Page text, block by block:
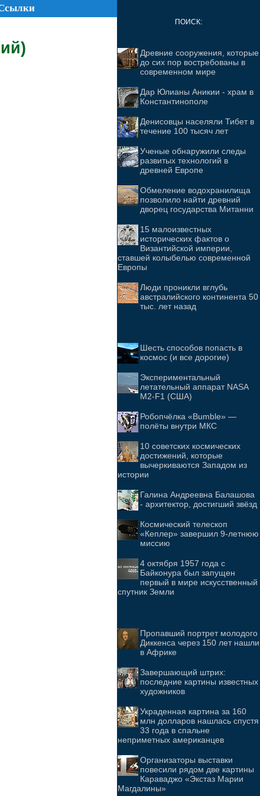
ПОИСК:
Древние сооружения, которые
до сих пор востребованы в
современном мире
Дар Юлианы Аникии - храм в
Константинополе
Денисовцы населяли Тибет в
течение 100 тысяч лет
Ученые обнаружили следы
развитых технологий в
древней Европе
Обмеление водохранилища
позволило найти древний
дворец государства Митанни
15 малоизвестных
исторических фактов о
Византийской империи,
ставшей колыбелью современной
Европы
Люди проникли вглубь
австралийского континента 50
тыс. лет назад
Шесть способов попасть в
космос (и все дорогие)
Экспериментальный
летательный аппарат NASA
M2-F1 (США)
Робопчёлка «Bumble» —
полёты внутри МКС
10 советских космических
достижений, которые
вычеркиваются Западом из
истории
Галина Андреевна Балашова
- архитектор, достигший звёзд
Космический телескоп
«Кеплер» завершил 9-летнюю
миссию
4 октября 1957 года с
Байконура был запущен
первый в мире искусственный
спутник Земли
Пропавший портрет молодого
Диккенса через 150 лет нашли
в Африке
Завершающий штрих:
последние картины известных
художников
Украденная картина за 160
млн долларов нашлась спустя
33 года в спальне
неприметных американцев
Организаторы выставки
повесили рядом две картины
Караваджо «Экстаз Марии
Магдалины»